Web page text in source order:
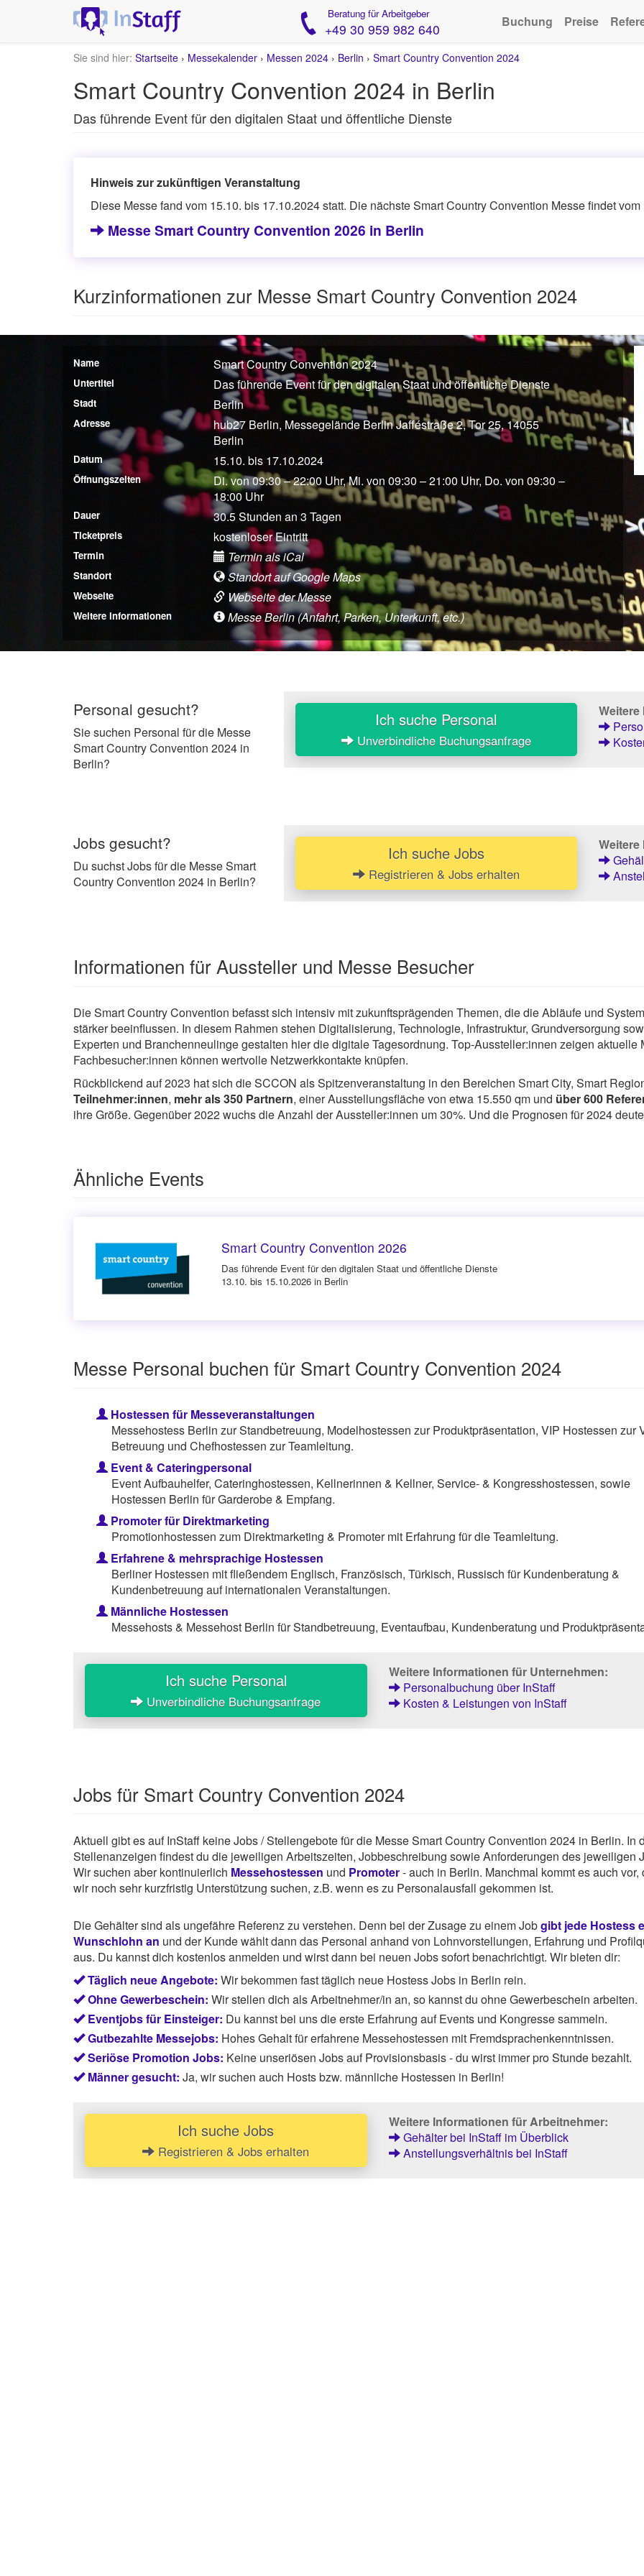
Beratung für Arbeitgeber
+49 30 959 982 640 Buchung Preise
Sie sind hier: Startseite › Messekalender › Messen 2024 › Berlin › Smart Country Convention 2024
Smart Country Convention 2024 in Berlin
Das führende Event für den digitalen Staat und öffentliche Dienste
Hinweis zur zukünftigen Veranstaltung
Diese Messe fand vom 15.10. bis 17.10.2024 statt. Die nächste Smart Country Convention Messe findet
Messe Smart Country Convention 2026 in Berlin
Kurzinformationen zur Messe Smart Country Convention 2024
Name Smart Country Convention 2024
Untertitel Das führende Event für den digitalen Staat und öffentliche Dienste
Stadt Berlin
Adresse
hub27 Berlin, Messegelände Berlin Jafféstraße 2, Tor 25, 14055
Berlin
Datum 15.10. bis 17.10.2024
Öffnungszeiten
Di. von 09:30 – 22:00 Uhr, Mi. von 09:30 – 21:00 Uhr, Do. von 09:30 –
18:00 Uhr
Dauer 30.5 Stunden an 3 Tagen
Ticketpreis kostenloser Eintritt
Termin Termin als iCal
Standort Standort auf Google Maps
Webseite Webseite der Messe
Weitere Informationen Messe Berlin (Anfahrt, Parken, Unterkunft, etc.)
Personal gesucht?
Sie suchen Personal für die Messe
Smart Country Convention 2024 in
Berlin?
Ich suche Personal
Unverbindliche Buchungsanfrage
Jobs gesucht?
Du suchst Jobs für die Messe Smart
Country Convention 2024 in Berlin?
Ich suche Jobs
Registrieren & Jobs erhalten
Informationen für Aussteller und Messe Besucher
Die Smart Country Convention befasst sich intensiv mit zukunftsprägenden Themen, die die Abläufe und
stärker beeinflussen. In diesem Rahmen stehen Digitalisierung, Technologie, Infrastruktur, Grundversorgung
Experten und Branchenneulinge gestalten hier die digitale Tagesordnung. Top-Aussteller:innen zeigen aktuelle
Fachbesucher:innen können wertvolle Netzwerkkontakte knüpfen.
Rückblickend auf 2023 hat sich die SCCON als Spitzenveranstaltung in den Bereichen Smart City, Smart
Teilnehmer:innen, mehr als 350 Partnern, einer Ausstellungsfläche von etwa 15.550 qm und über 600
ihre Größe. Gegenüber 2022 wuchs die Anzahl der Aussteller:innen um 30%. Und die Prognosen für 2024
Ähnliche Events
Smart Country Convention 2026
Das führende Event für den digitalen Staat und öffentliche Dienste
13.10. bis 15.10.2026 in Berlin
Messe Personal buchen für Smart Country Convention 2024
Hostessen für Messeveranstaltungen
Messehostess Berlin zur Standbetreuung, Modelhostessen zur Produktpräsentation, VIP Hostessen zur
Betreuung und Chefhostessen zur Teamleitung.
Event & Cateringpersonal
Event Aufbauhelfer, Cateringhostessen, Kellnerinnen & Kellner, Service- & Kongresshostessen, sowie
Hostessen Berlin für Garderobe & Empfang.
Promoter für Direktmarketing
Promotionhostessen zum Direktmarketing & Promoter mit Erfahrung für die Teamleitung.
Erfahrene & mehrsprachige Hostessen
Berliner Hostessen mit fließendem Englisch, Französisch, Türkisch, Russisch für Kundenberatung &
Kundenbetreuung auf internationalen Veranstaltungen.
Männliche Hostessen
Messehosts & Messehost Berlin für Standbetreuung, Eventaufbau, Kundenberatung und
Ich suche Personal
Unverbindliche Buchungsanfrage
Weitere Informationen für Unternehmen:
Personalbuchung über InStaff
Kosten & Leistungen von InStaff
Jobs für Smart Country Convention 2024
Aktuell gibt es auf InStaff keine Jobs / Stellengebote für die Messe Smart Country Convention 2024 in Berlin. In
Stellenanzeigen findest du die jeweiligen Arbeitszeiten, Jobbeschreibung sowie Anforderungen des jeweiligen
Wir suchen aber kontinuierlich Messehostessen und Promoter- auch in Berlin. Manchmal kommt es auch vor,
wir noch sehr kurzfristig Unterstützung suchen, z.B. wenn es zu Personalausfall gekommen ist.
Die Gehälter sind als ungefähre Referenz zu verstehen. Denn bei der Zusage zu einem Jobgibt jede Hostess
Wunschlohn an und der Kunde wählt dann das Personal anhand von Lohnvorstellungen, Erfahrung und
aus. Du kannst dich kostenlos anmelden und wirst dann bei neuen Jobs sofort benachrichtigt. Wir bieten dir:
Täglich neue Angebote: Wir bekommen fast täglich neue Hostess Jobs in Berlin rein.
Ohne Gewerbeschein: Wir stellen dich als Arbeitnehmer/in an, so kannst du ohne Gewerbeschein arbeiten.
Eventjobs für Einsteiger: Du kannst bei uns die erste Erfahrung auf Events und Kongresse sammeln.
Gutbezahlte Messejobs: Hohes Gehalt für erfahrene Messehostessen mit Fremdsprachenkenntnissen.
Seriöse Promotion Jobs: Keine unseriösen Jobs auf Provisionsbasis - du wirst immer pro Stunde bezahlt.
Männer gesucht: Ja, wir suchen auch Hosts bzw. männliche Hostessen in Berlin!
Ich suche Jobs
Registrieren & Jobs erhalten
Weitere Informationen für Arbeitnehmer:
Gehälter bei InStaff im Überblick
Anstellungsverhältnis bei InStaff